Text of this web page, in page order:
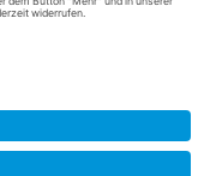
e. V. |